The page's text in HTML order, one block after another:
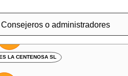
FRANCHISE SL